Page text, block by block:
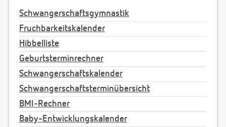
Schwangerschaftsgymnastik
Fruchbarkeitskalender
Hibbelliste
Geburtsterminrechner
Schwangerschaftskalender
Schwangerschaftsterminübersicht
BMI-Rechner
Baby-Entwicklungskalender